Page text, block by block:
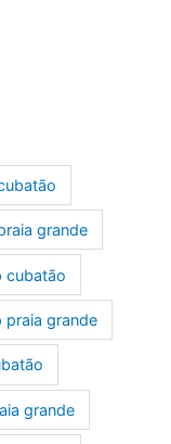
grande
cubatão
praia grande
grande